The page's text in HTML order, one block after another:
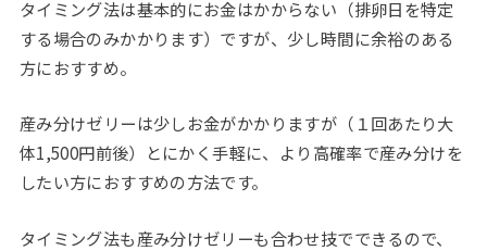
タイミング法は基本的にお金はかからない（排卵日を特定
する場合のみかかります）ですが、少し時間に余裕のある
方におすすめ。
産み分けゼリーは少しお金がかかりますが（１回あたり大
体1,500円前後）とにかく手軽に、より高確率で産み分けを
したい方におすすめの方法です。
タイミング法も産み分けゼリーも合わせ技でできるので、